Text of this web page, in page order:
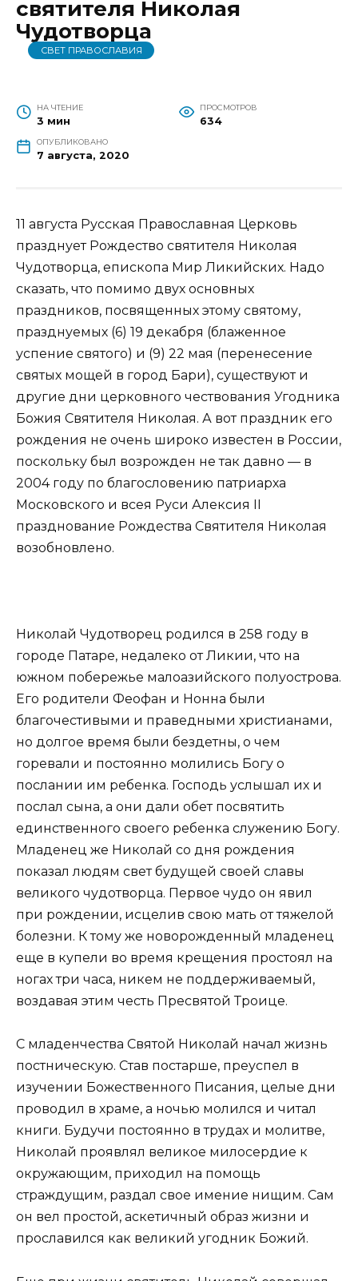
святителя Николая
Чудотворца
СВЕТ ПРАВОСЛАВИЯ
НА ЧТЕНИЕ
3 мин
ПРОСМОТРОВ
634
ОПУБЛИКОВАНО
7 августа, 2020
11 августа Русская Православная Церковь
празднует Рождество святителя Николая
Чудотворца, епископа Мир Ликийских. Надо
сказать, что помимо двух основных
праздников, посвященных этому святому,
празднуемых (6) 19 декабря (блаженное
успение святого) и (9) 22 мая (перенесение
святых мощей в город Бари), существуют и
другие дни церковного чествования Угодника
Божия Святителя Николая. А вот праздник его
рождения не очень широко известен в России,
поскольку был возрожден не так давно — в
2004 году по благословению патриарха
Московского и всея Руси Алексия II
празднование Рождества Святителя Николая
возобновлено.
Николай Чудотворец родился в 258 году в
городе Патаре, недалеко от Ликии, что на
южном побережье малоазийского полуострова.
Eго родители Феофан и Нонна были
благочестивыми и праведными христианами,
но долгое время были бездетны, о чем
горевали и постоянно молились Богу о
послании им ребенка. Господь услышал их и
послал сына, а они дали обет посвятить
единственного своего ребенка служению Богу.
Младенец же Николай со дня рождения
показал людям свет будущей своей славы
великого чудотворца. Первое чудо он явил
при рождении, исцелив свою мать от тяжелой
болезни. К тому же новорожденный младенец
еще в купели во время крещения простоял на
ногах три часа, никем не поддерживаемый,
воздавая этим честь Пресвятой Троице.
С младенчества Святой Николай начал жизнь
постническую. Став постарше, преуспел в
изучении Божественного Писания, целые дни
проводил в храме, а ночью молился и читал
книги. Будучи постоянно в трудах и молитве,
Николай проявлял великое милосердие к
окружающим, приходил на помощь
страждущим, раздал свое имение нищим. Сам
он вел простой, аскетичный образ жизни и
прославился как великий угодник Божий.